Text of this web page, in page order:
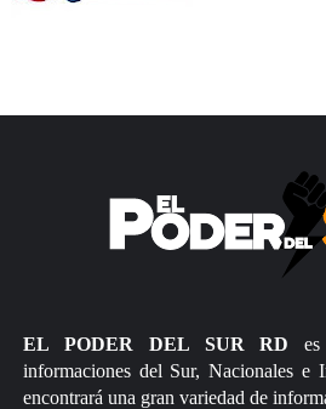
EL PODER DEL SUR RD es
informaciones del Sur, Nacionales e
encontrará una gran variedad de